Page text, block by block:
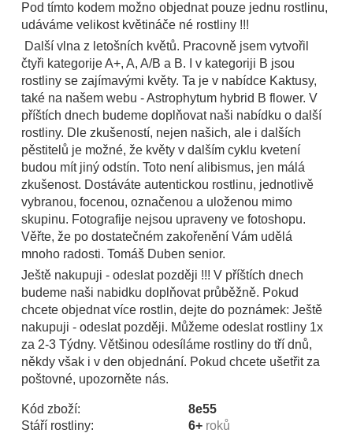
Pod tímto kodem možno objednat pouze jednu rostlinu,
udáváme velikost květináče né rostliny !!!
Další vlna z letošních květů. Pracovně jsem vytvořil
čtyři kategorije A+, A, A/B a B. I v kategoriji B jsou
rostliny se zajímavými květy. Ta je v nabídce Kaktusy,
také na našem webu - Astrophytum hybrid B flower. V
příštích dnech budeme doplňovat naši nabídku o další
rostliny. Dle zkušeností, nejen našich, ale i dalších
pěstitelů je možné, že květy v dalším cyklu kvetení
budou mít jiný odstín. Toto není alibismus, jen málá
zkušenost. Dostáváte autentickou rostlinu, jednotlivě
vybranou, focenou, označenou a uloženou mimo
skupinu. Fotografije nejsou upraveny ve fotoshopu.
Věřte, že po dostatečném zakořenění Vám udělá
mnoho radosti. Tomáš Duben senior.
Ještě nakupuji - odeslat později !!! V příštích dnech
budeme naši nabidku doplňovat průběžně. Pokud
chcete objednat více rostlin, dejte do poznámek: Ještě
nakupuji - odeslat později. Můžeme odeslat rostliny 1x
za 2-3 Týdny. Většinou odesíláme rostliny do tří dnů,
někdy však i v den objednání. Pokud chcete ušetřit za
poštovné, upozorněte nás.
Kód zboží:
8e55
Stáří rostliny:
6+ roků